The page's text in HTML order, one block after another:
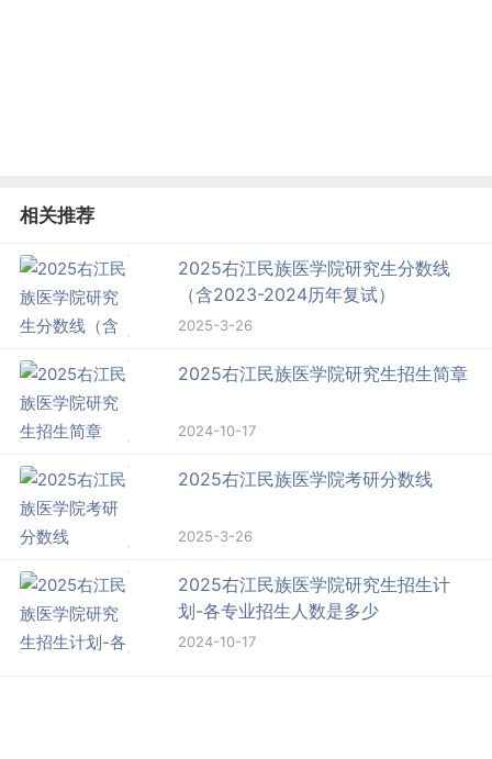
相关推荐
2025右江民族医学院研究生分数线
（含2023-2024历年复试）
2025-3-26
2025右江民族医学院研究生招生简章
2024-10-17
2025右江民族医学院考研分数线
2025-3-26
2025右江民族医学院研究生招生计
划-各专业招生人数是多少
2024-10-17